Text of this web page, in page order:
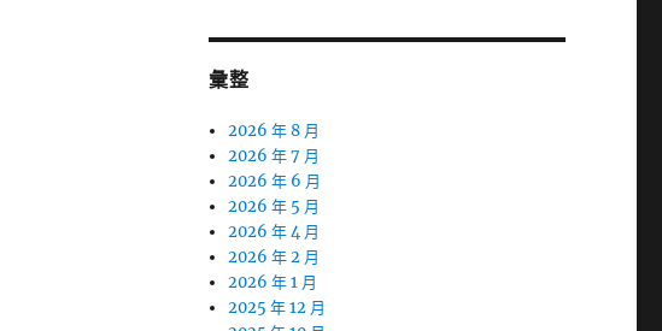
字:
彙整
2026 年 8 月
2026 年 7 月
2026 年 6 月
2026 年 5 月
2026 年 4 月
2026 年 2 月
2026 年 1 月
2025 年 12 月